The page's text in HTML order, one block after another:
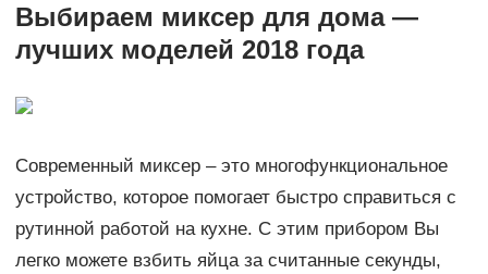
Выбираем миксер для дома —
лучших моделей 2018 года
Современный миксер – это многофункциональное
устройство, которое помогает быстро справиться с
рутинной работой на кухне. С этим прибором Вы
легко можете взбить яйца за считанные секунды,